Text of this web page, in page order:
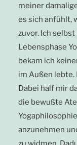
meiner
es sich anfühlt,
zuvor. Ich
Lebensphase
bekam ich
im Außen lebte.
Dabei half mir
die bewußte
anzunehmen